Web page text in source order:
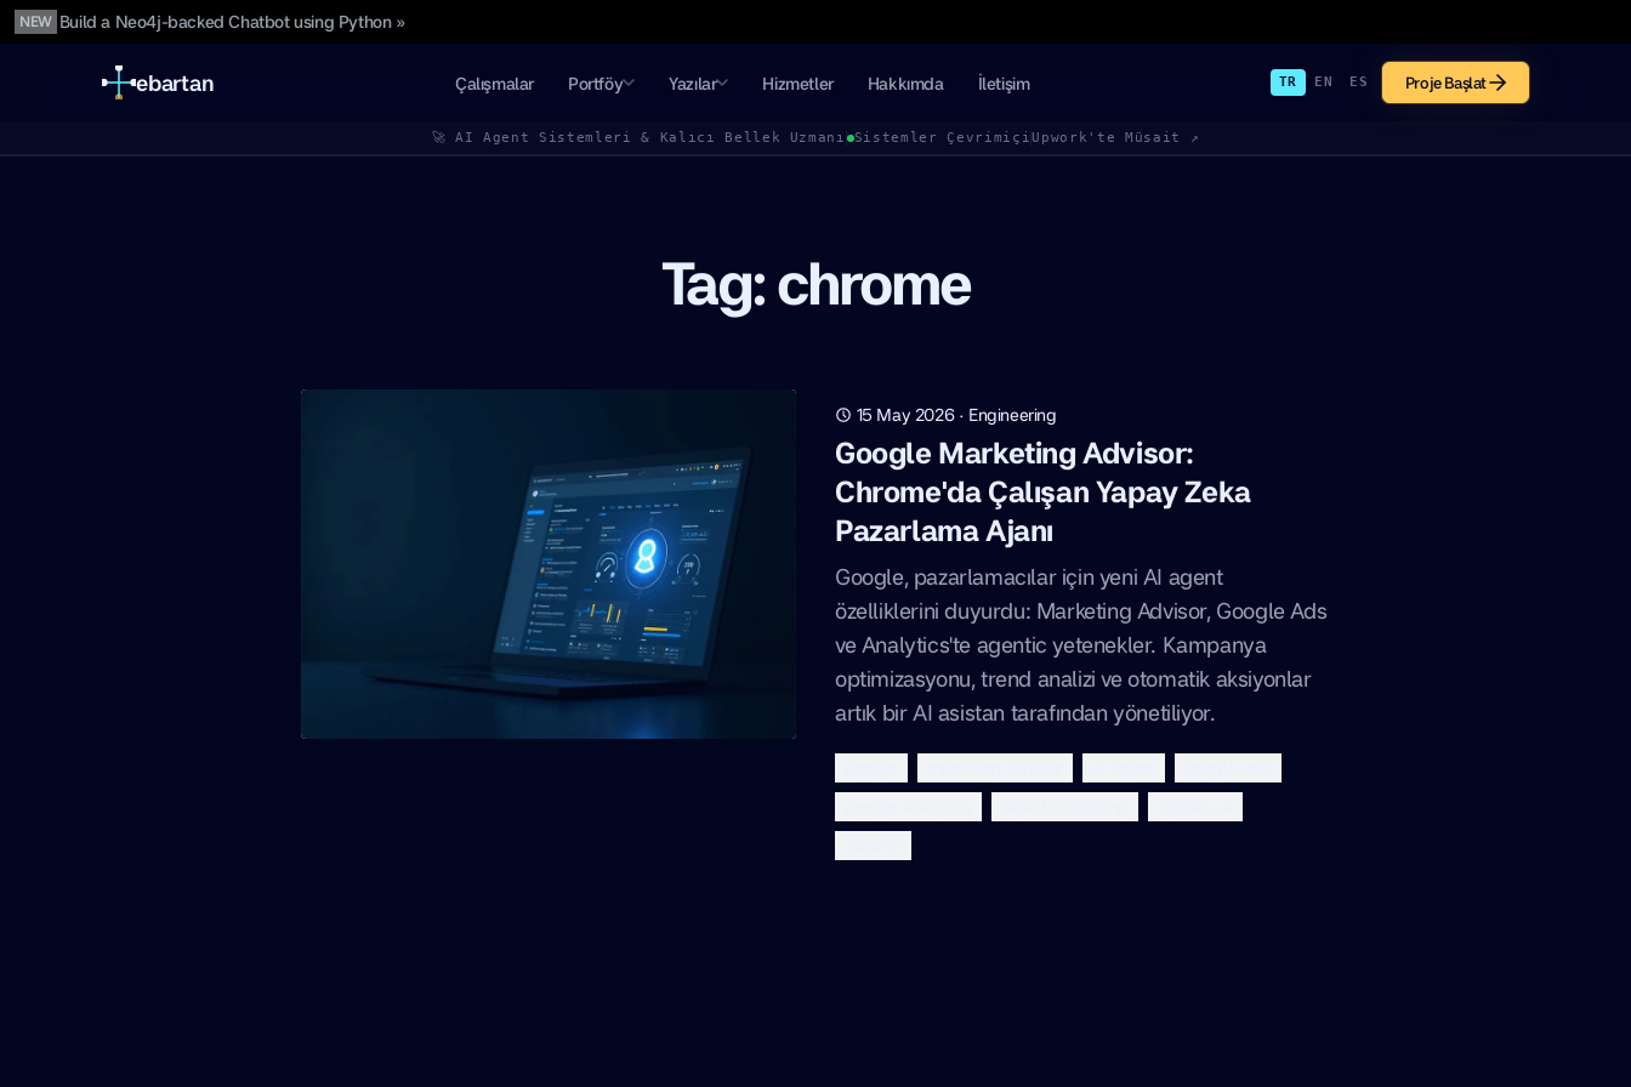
NEW Build a Neo4j-backed Chatbot using Python »
ebartan Çalışmalar Portföy Yazılar Hizmetler Hakkımda İletişim TR EN ES Proje Başlat
🚀 AI Agent Sistemleri & Kalıcı Bellek Uzmanı Sistemler Çevrimiçi Upwork'te Müsait ↗
Tag: chrome
15 May 2026· Engineering
Google Marketing Advisor:
Chrome'da Çalışan Yapay Zeka
Pazarlama Ajanı
Google, pazarlamacılar için yeni AI agent
özelliklerini duyurdu: Marketing Advisor, Google Ads
ve Analytics'te agentic yetenekler. Kampanya
optimizasyonu, trend analizi ve otomatik aksiyonlar
artık bir AI asistan tarafından yönetiliyor.